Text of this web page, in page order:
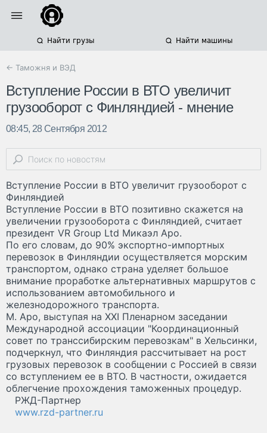
Найти грузы Найти машины
← Таможня и ВЭД
Вступление России в ВТО увеличит
грузооборот с Финляндией - мнение
08:45, 28 Сентября 2012
Вступление России в ВТО увеличит грузооборот с
Финляндией
Вступление России в ВТО позитивно скажется на
увеличении грузооборота с Финляндией, считает
президент VR Group Ltd Микаэл Аро.
По его словам, до 90% экспортно-импортных
перевозок в Финляндии осуществляется морским
транспортом, однако страна уделяет большое
внимание проработке альтернативных маршрутов с
использованием автомобильного и
железнодорожного транспорта.
М. Аро, выступая на XXI Пленарном заседании
Международной ассоциации "Координационный
совет по транссибирским перевозкам" в Хельсинки,
подчеркнул, что Финляндия рассчитывает на рост
грузовых перевозок в сообщении с Россией в связи
со вступлением ее в ВТО. В частности, ожидается
облегчение прохождения таможенных процедур.
РЖД-Партнер
www.rzd-partner.ru